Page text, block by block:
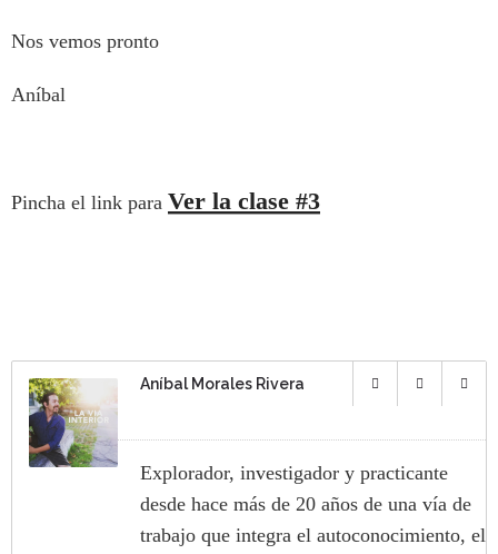
Nos vemos pronto
Aníbal
Pincha el link para Ver la clase #3
Aníbal Morales Rivera
Explorador, investigador y practicante
desde hace más de 20 años de una vía de
trabajo que integra el autoconocimiento, el